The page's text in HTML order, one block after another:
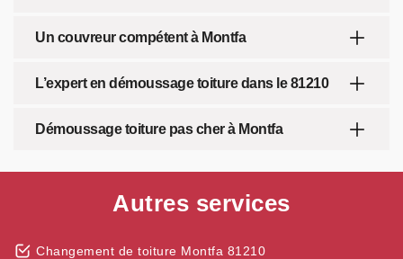
Un couvreur compétent à Montfa
L’expert en démoussage toiture dans le 81210
Démoussage toiture pas cher à Montfa
Autres services
Changement de toiture Montfa 81210